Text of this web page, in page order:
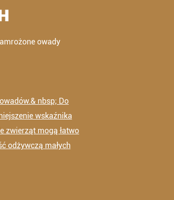
owady
nbsp; Do
wskaźnika
zwierząt mogą łatwo
odżywczą małych